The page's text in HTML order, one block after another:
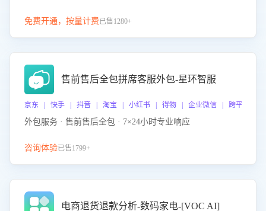
免费开通，按量计费已售1280+
售前售后全包拼席客服外包-星环智服
京东 | 快手 | 抖音 | 淘宝 | 小红书 | 得物 | 企业微信 | 跨平台
外包服务 · 售前售后全包 · 7×24小时专业响应
咨询体验已售1799+
电商退货退款分析-数码家电-[VOC AI]